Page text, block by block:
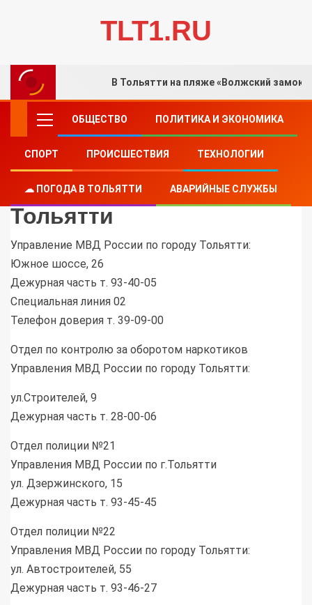
TLT1.RU
В Тольятти на пляже «Волжский
ОБЩЕСТВО ПОЛИТИКА И ЭКОНОМИКА
СПОРТ ПРОИСШЕСТВИЯ ТЕХНОЛОГИИ
☁ ПОГОДА В ТОЛЬЯТТИ АВАРИЙНЫЕ СЛУЖБЫ
Актуальные телефоны
силовых ведомств в
Тольятти
Управление МВД России по городу Тольятти:
Южное шоссе, 26
Дежурная часть т. 93-40-05
Специальная линия 02
Телефон доверия т. 39-09-00
Отдел по контролю за оборотом наркотиков
Управления МВД России по городу Тольятти:
ул.Строителей, 9
Дежурная часть т. 28-00-06
Отдел полиции №21
Управления МВД России по г.Тольятти
ул. Дзержинского, 15
Дежурная часть т. 93-45-45
Отдел полиции №22
Управления МВД России по городу Тольятти:
ул. Автостроителей, 55
Дежурная часть т. 93-46-27